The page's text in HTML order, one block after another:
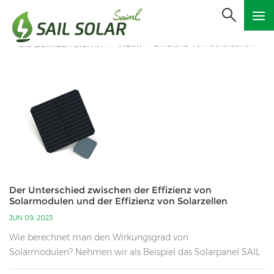
Sie Befinden Sich In : Heim Effizienz Von Solarzellen
Der Unterschied zwischen der Effizienz von
Solarmodulen und der Effizienz von Solarzellen
JUN 09, 2023
Wie berechnet man den Wirkungsgrad von
Solarmodulen? Nehmen wir als Beispiel das Solarpanel SAIL
SOLAR 550W und berechnen den Modulwirkungsgrad.PV-